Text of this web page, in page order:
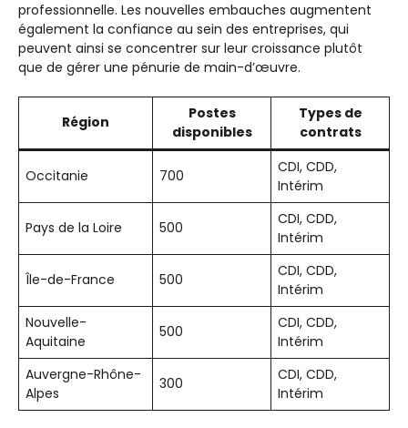
professionnelle. Les nouvelles embauches augmentent
également la confiance au sein des entreprises, qui
peuvent ainsi se concentrer sur leur croissance plutôt
que de gérer une pénurie de main-d’œuvre.
Région
Postes
disponibles
Types de
contrats
Occitanie 700
CDI, CDD,
Intérim
Pays de la Loire 500
CDI, CDD,
Intérim
Île-de-France 500
CDI, CDD,
Intérim
Nouvelle-
Aquitaine
500
CDI, CDD,
Intérim
Auvergne-Rhône-
Alpes
300
CDI, CDD,
Intérim